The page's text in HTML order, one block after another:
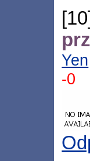
Yen
-0